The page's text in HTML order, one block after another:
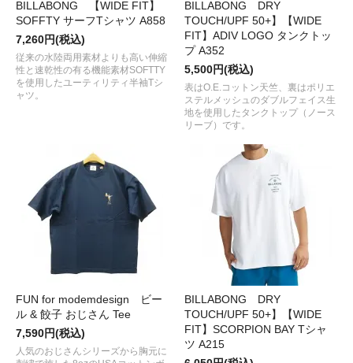
BILLABONG 【WIDE FIT】
SOFFTY サーフTシャツ A858
7,260円(税込)
従来の水陸両用素材よりも高い伸縮
性と速乾性の有る機能素材SOFTTY
を使用したユーティリティ半袖Tシ
ャツ。
BILLABONG DRY
TOUCH/UPF 50+】【WIDE
FIT】ADIV LOGO タンクトッ
プ A352
5,500円(税込)
表はO.E.コットン天竺、裏はポリエ
ステルメッシュのダブルフェイス生
地を使用したタンクトップ（ノース
リーブ）です。
FUN for modemdesign ビー
ル & 餃子 おじさん Tee
7,590円(税込)
人気のおじさんシリーズから胸元に
BILLABONG DRY
TOUCH/UPF 50+】【WIDE
FIT】SCORPION BAY Tシャ
ツ A215